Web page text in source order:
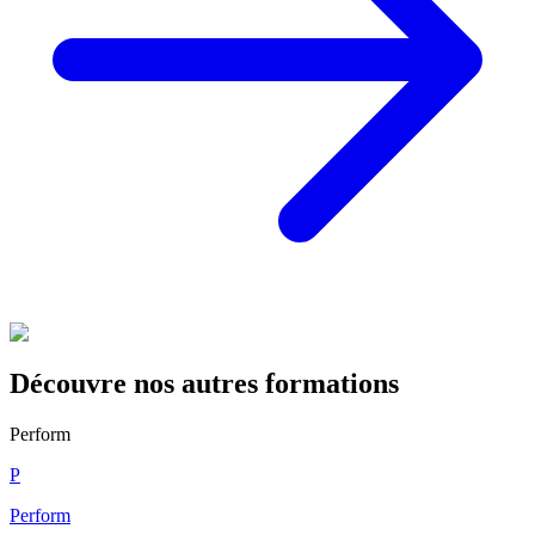
Découvre nos autres formations
Perform
P
Perform